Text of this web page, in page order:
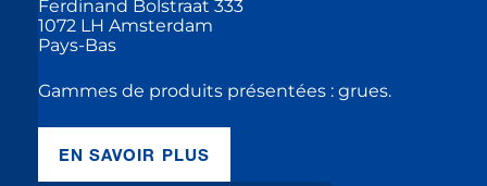
Ferdinand Bolstraat 333
1072 LH Amsterdam
Pays-Bas
Gammes de produits présentées : grues.
EN SAVOIR PLUS